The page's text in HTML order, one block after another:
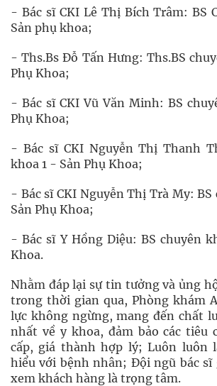
- Bác sĩ CKI Lê Thị Bích Trâm: BS
Sản phụ khoa;
- Ths.Bs Đỗ Tấn Hưng: Ths.BS
Phụ Khoa;
- Bác sĩ CKI Vũ Văn Minh: BS
Phụ Khoa;
- Bác sĩ CKI Nguyễn Thị Thanh
khoa 1 - Sản Phụ Khoa;
- Bác sĩ CKI Nguyễn Thị Trà My:
Sản Phụ Khoa;
- Bác sĩ Y Hồng Diệu: BS chuyên
Khoa.
Nhằm đáp lại sự tin tưởng và ủng
trong thời gian qua, Phòng khám
lực không ngừng, mang đến chất
nhất về y khoa, đảm bảo các tiêu
cấp, giá thành hợp lý; Luôn luôn
hiểu với bệnh nhân; Đội ngũ bác sĩ
xem khách hàng là trọng tâm.